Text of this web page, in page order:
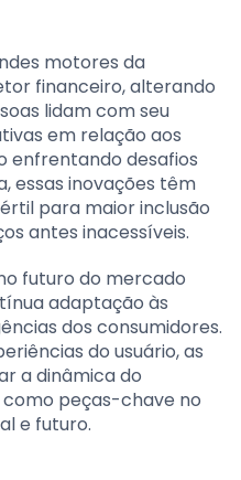
motores da
financeiro, alterando
lidam com seu
em relação aos
enfrentando desafios
essas inovações têm
para maior inclusão
antes inacessíveis.
futuro do mercado
adaptação às
dos consumidores.
do usuário, as
a dinâmica do
peças-chave no
e futuro.